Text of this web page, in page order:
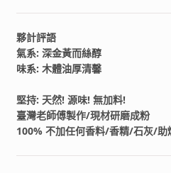
夥計評語
氣系: 深金黃而絲醇
味系: 木體油厚清馨
堅持: 天然! 源味! 無加料!
臺灣老師傅製作/現材研磨成粉
100% 不加任何香料/香精/石灰/